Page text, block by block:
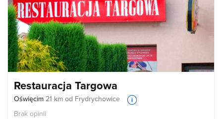
Restauracja Targowa
Oświęcim 21 km od Frydrychowice
Brak opinii